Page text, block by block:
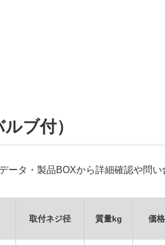
ブ付）
ータ・製品BOXから詳細確認や問い
取付ネジ径 質量kg 価格